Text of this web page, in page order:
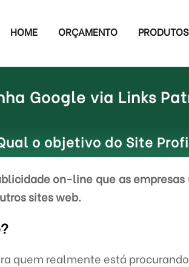
HOME ORÇAMENTO PRODUTOS
Google via Links
o objetivo do Site
on-line que as
sites web.
quem realmente está